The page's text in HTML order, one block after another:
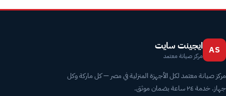
AS ايجينت سايت
مركز صيانة معتمد
مركز صيانة معتمد لكل الأجهزة المنزلية في مصر — كل ماركة وكل
جهاز. خدمة ٢٤ ساعة بضمان موثق.